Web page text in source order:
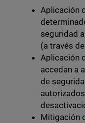
Aplicación
seguridad
(a través
Aplicación
accedan a
de
Mitigación